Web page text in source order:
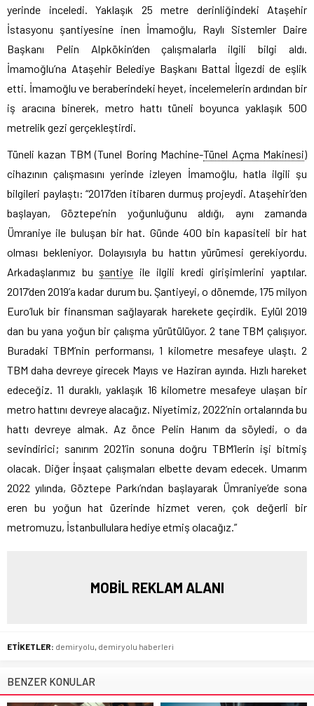
yerinde inceledi. Yaklaşık 25 metre derinliğindeki Ataşehir
İstasyonu şantiyesine inen İmamoğlu, Raylı Sistemler Daire
Başkanı Pelin Alpkökin’den çalışmalarla ilgili bilgi aldı.
İmamoğlu’na Ataşehir Belediye Başkanı Battal İlgezdi de eşlik
etti. İmamoğlu ve beraberindeki heyet, incelemelerin ardından bir
iş aracına binerek, metro hattı tüneli boyunca yaklaşık 500
metrelik gezi gerçekleştirdi.
Tüneli kazan TBM (Tunel Boring Machine-Tünel Açma Makinesi)
cihazının çalışmasını yerinde izleyen İmamoğlu, hatla ilgili şu
bilgileri paylaştı: “2017’den itibaren durmuş projeydi. Ataşehir’den
başlayan, Göztepe’nin yoğunluğunu aldığı, aynı zamanda
Ümraniye ile buluşan bir hat. Günde 400 bin kapasiteli bir hat
olması bekleniyor. Dolayısıyla bu hattın yürümesi gerekiyordu.
Arkadaşlarımız bu şantiye ile ilgili kredi girişimlerini yaptılar.
2017’den 2019’a kadar durum bu. Şantiyeyi, o dönemde, 175 milyon
Euro’luk bir finansman sağlayarak harekete geçirdik. Eylül 2019
dan bu yana yoğun bir çalışma yürütülüyor. 2 tane TBM çalışıyor.
Buradaki TBM’nin performansı, 1 kilometre mesafeye ulaştı. 2
TBM daha devreye girecek Mayıs ve Haziran ayında. Hızlı hareket
edeceğiz. 11 duraklı, yaklaşık 16 kilometre mesafeye ulaşan bir
metro hattını devreye alacağız. Niyetimiz, 2022’nin ortalarında bu
hattı devreye almak. Az önce Pelin Hanım da söyledi, o da
sevindirici; sanırım 2021’in sonuna doğru TBM’lerin işi bitmiş
olacak. Diğer i̇nşaat çalışmaları elbette devam edecek. Umarım
2022 yılında, Göztepe Parkı’ndan başlayarak Ümraniye’de sona
eren bu yoğun hat üzerinde hizmet veren, çok değerli bir
metromuzu, İstanbullulara hediye etmiş olacağız.”
MOBİL REKLAM ALANI
ETİKETLER: demiryolu demiryolu haberleri
BENZER KONULAR